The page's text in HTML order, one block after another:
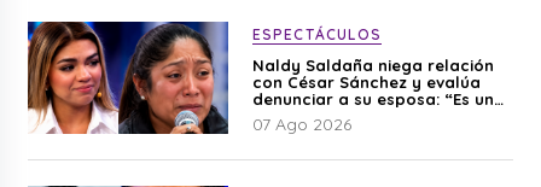
ESPECTÁCULOS
Naldy Saldaña niega relación
con César Sánchez y evalúa
denunciar a su esposa: “Es una
difamación”
07 Ago 2026